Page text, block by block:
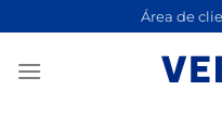
contenido
Área de